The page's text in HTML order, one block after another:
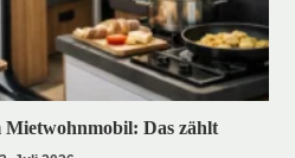
Das zählt